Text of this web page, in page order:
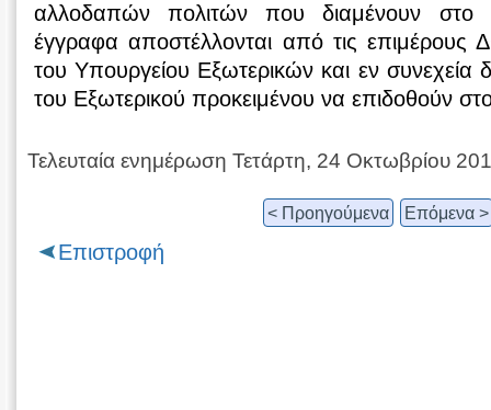
αλλοδαπών πολιτών που διαμένουν στο
έγγραφα αποστέλλονται από τις επιμέρους
του Υπουργείου Εξωτερικών και εν συνεχεία
του Εξωτερικού προκειμένου να επιδοθούν
Τελευταία ενημέρωση Τετάρτη, 24 Οκτωβρίου
< Προηγούμενα Επόμενα >
Επιστροφή